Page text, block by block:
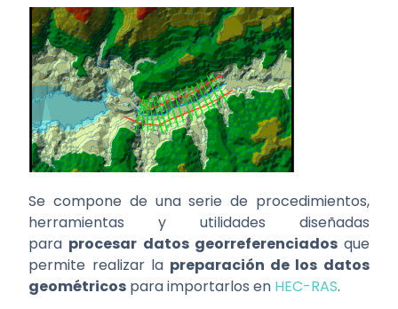
Se compone de una serie de procedimientos,
herramientas y utilidades diseñadas
para procesar datos georreferenciadosque
permite realizar la preparación de los datos
geométricos para importarlos en HEC-RAS.